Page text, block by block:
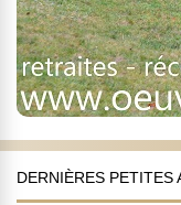
DERNIÈRES PETITES